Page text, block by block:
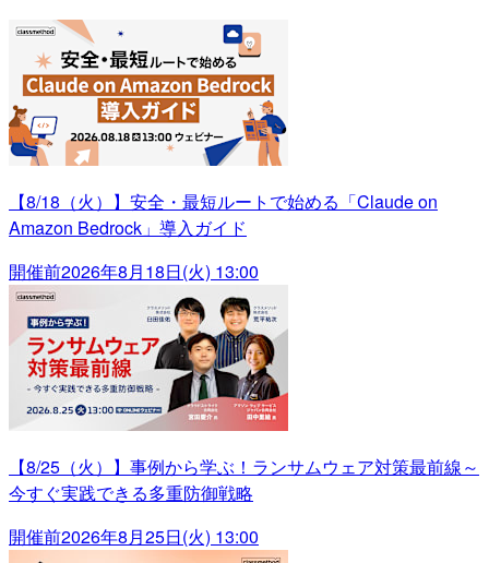
【8/18（火）】安全・最短ルートで始める「Claude on
Amazon Bedrock」導入ガイド
開催前2026年8月18日(火) 13:00
【8/25（火）】事例から学ぶ！ランサムウェア対策最前線～
今すぐ実践できる多重防御戦略
開催前2026年8月25日(火) 13:00